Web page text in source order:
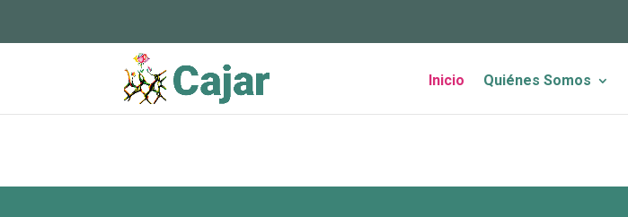
Inicio Quiénes Somos